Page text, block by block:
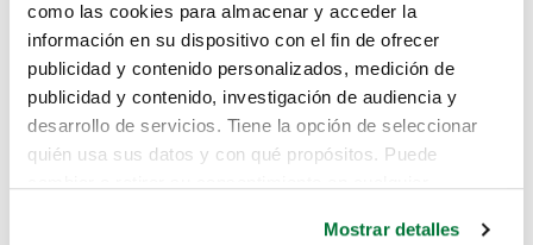
como las cookies para almacenar y acceder la
información en su dispositivo con el fin de ofrecer
publicidad y contenido personalizados, medición de
publicidad y contenido, investigación de audiencia y
desarrollo de servicios. Tiene la opción de seleccionar
quién usa sus datos y con qué propósitos. Puede
Mostrar detalles
Lo sentimos, no sabemos como
te hemos traido hasta aquí.
Pero puedes encontrar el coche que estás
buscando en alguno de estos enlaces: